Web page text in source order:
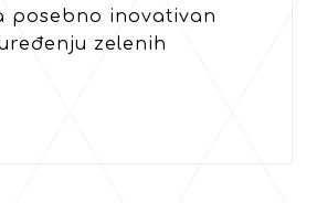
posebno inovativan
zelenih